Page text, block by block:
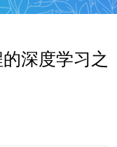
深度学习之